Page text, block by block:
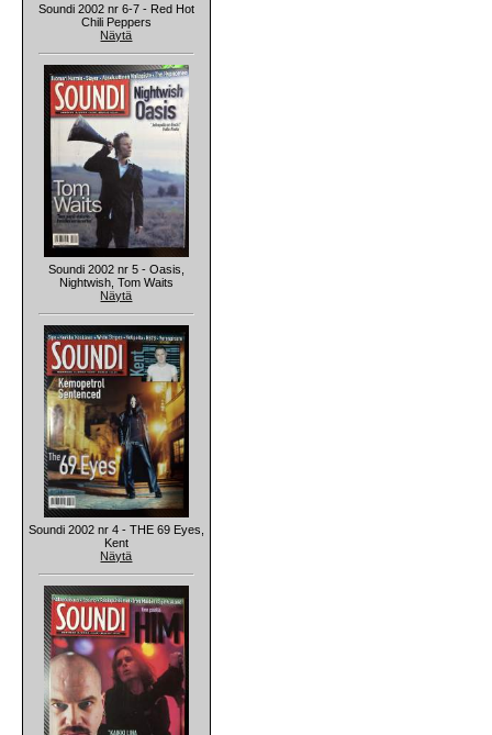
Soundi 2002 nr 6-7 - Red Hot
Chili Peppers
Näytä
Soundi 2002 nr 5 - Oasis,
Nightwish, Tom Waits
Näytä
Soundi 2002 nr 4 - THE 69 Eyes,
Kent
Näytä